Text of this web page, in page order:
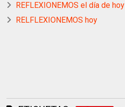
REFLEXIONEMOS el día de hoy
RELFLEXIONEMOS hoy